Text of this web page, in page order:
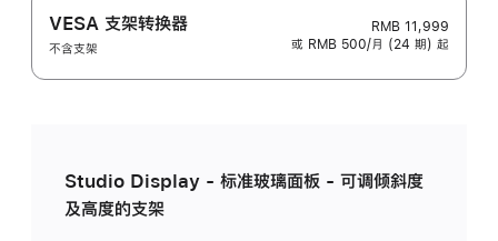
VESA 支架转换器
不含支架
RMB 11,999
或 RMB 500/月 (24 期) 起
Studio Display - 标准玻璃面板 - 可调倾斜度
及高度的支架